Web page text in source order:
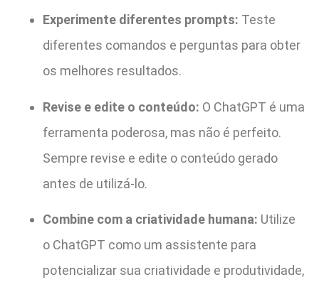
Experimente diferentes prompts: Teste
diferentes comandos e perguntas para obter
os melhores resultados.
Revise e edite o conteúdo: O ChatGPT é uma
ferramenta poderosa, mas não é perfeito.
Sempre revise e edite o conteúdo gerado
antes de utilizá-lo.
Combine com a criatividade humana: Utilize
o ChatGPT como um assistente para
potencializar sua criatividade e produtividade,